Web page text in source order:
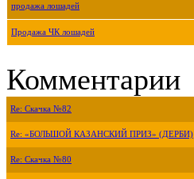
продажа лошадей
Продажа ЧК лошадей
Комментарии
Re: Скачка №82
Re: «БОЛЬШОЙ КАЗАНСКИЙ ПРИЗ» (ДЕРБИ)
Re: Скачка №80